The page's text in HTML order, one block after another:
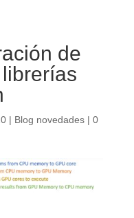
de
| Blog novedades| 0